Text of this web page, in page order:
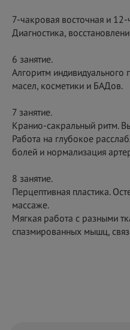
7-чакровая восточная и 12-
Диагностика,
6 занятие.
Алгоритм
масел, косметики и БАДов.
7 занятие.
Кранио-сакральный ритм.
Работа на глубокое
болей и нормализация
8 занятие.
Перцептивная пластика.
массаже.
Мягкая работа с разными
спазмированных мышц,